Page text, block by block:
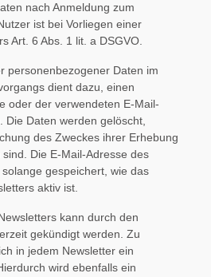
nach Anmeldung zum
ist bei Vorliegen einer
Art. 6 Abs. 1 lit. a DSGVO.
personenbezogener Daten im
dient dazu, einen
oder der verwendeten E-Mail-
Daten werden gelöscht,
des Zweckes ihrer Erhebung
Die E-Mail-Adresse des
gespeichert, wie das
aktiv ist.
kann durch den
gekündigt werden. Zu
in jedem Newsletter ein
wird ebenfalls ein